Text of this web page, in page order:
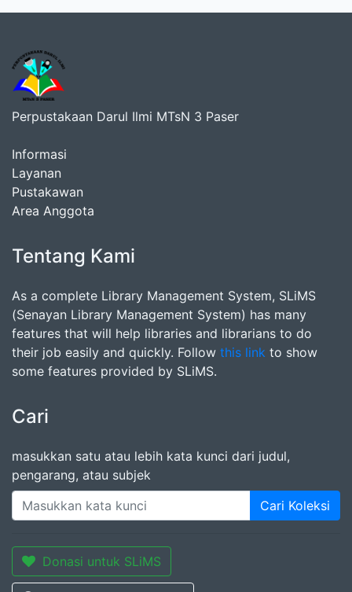
Perpustakaan Darul Ilmi MTsN 3 Paser
Informasi
Layanan
Pustakawan
Area Anggota
Tentang Kami
As a complete Library Management System, SLiMS
(Senayan Library Management System) has many
features that will help libraries and librarians to do
their job easily and quickly. Follow this link to show
some features provided by SLiMS.
Cari
masukkan satu atau lebih kata kunci dari judul,
pengarang, atau subjek
Cari Koleksi
Donasi untuk SLiMS